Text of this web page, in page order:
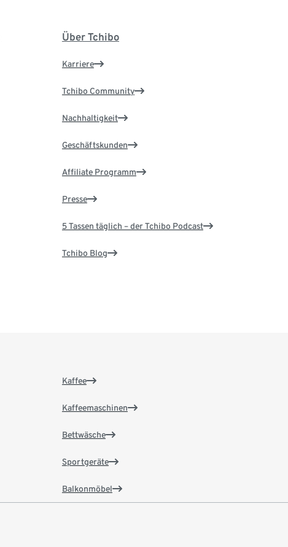
Über Tchibo
Karriere
Tchibo Community
Nachhaltigkeit
Geschäftskunden
Affiliate Programm
Presse
5 Tassen täglich – der Tchibo Podcast
Tchibo Blog
Kaffee
Kaffeemaschinen
Bettwäsche
Sportgeräte
Balkonmöbel